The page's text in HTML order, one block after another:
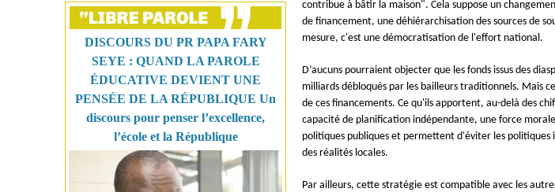
DISCOURS DU PR PAPA FARY
SEYE : QUAND LA PAROLE
ÉDUCATIVE DEVIENT UNE
PENSÉE DE LA RÉPUBLIQUE Un
discours pour penser l’excellence,
l’école et la République
contribue à bâtir la maison". Cela suppose un
de financement, une déhiérarchisation des sources de
mesure, c'est une démocratisation de l'effort national.
D’aucuns pourraient objecter que les fonds issus des
milliards débloqués par les bailleurs traditionnels. Mais
de ces financements. Ce qu'ils apportent, au-delà des
capacité de planification indépendante, une force
politiques publiques et permettent d'éviter les politiques
des réalités locales.
Par ailleurs, cette stratégie est compatible avec les